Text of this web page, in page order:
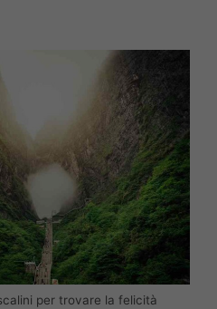
per trovare la felicità